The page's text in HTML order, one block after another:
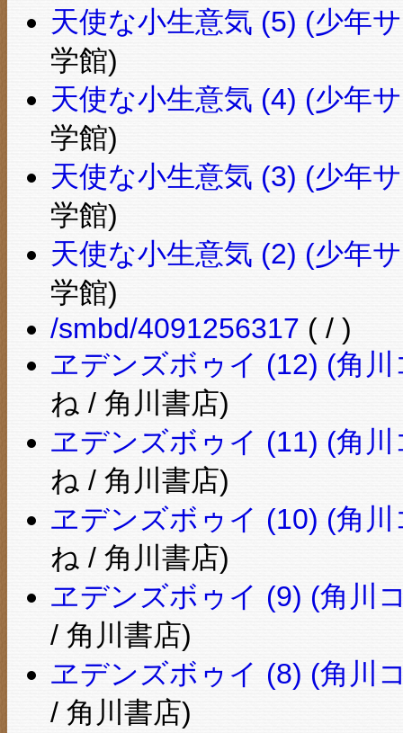
天使な小生意気 (5) (少年
学館)
天使な小生意気 (4) (少年
学館)
天使な小生意気 (3) (少年
学館)
天使な小生意気 (2) (少年
学館)
/smbd/4091256317 ( / )
ヱデンズボゥイ (12) (角
ね / 角川書店)
ヱデンズボゥイ (11) (角
ね / 角川書店)
ヱデンズボゥイ (10) (角
ね / 角川書店)
ヱデンズボゥイ (9) (角川
/ 角川書店)
ヱデンズボゥイ (8) (角川
/ 角川書店)